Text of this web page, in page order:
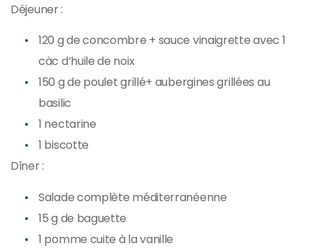
Déjeuner :
120 g de concombre + sauce vinaigrette avec 1
càc d’huile de noix
150 g de poulet grillé+ aubergines grillées au
basilic
1 nectarine
1 biscotte
Dîner :
Salade complète méditerranéenne
15 g de baguette
1 pomme cuite à la vanille